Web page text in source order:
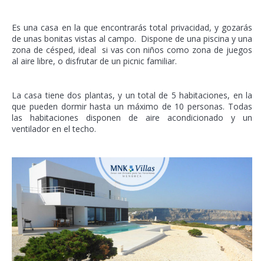
Es una casa en la que encontrarás total privacidad, y gozarás
de unas bonitas vistas al campo. Dispone de una piscina y una
zona de césped, ideal si vas con niños como zona de juegos
al aire libre, o disfrutar de un picnic familiar.
La casa tiene dos plantas, y un total de 5 habitaciones, en la
que pueden dormir hasta un máximo de 10 personas. Todas
las habitaciones disponen de aire acondicionado y un
ventilador en el techo.